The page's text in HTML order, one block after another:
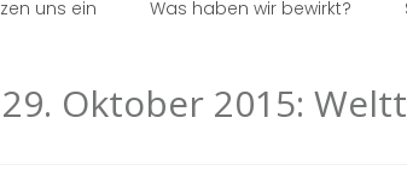
uns ein Was haben wir bewirkt?
29. Oktober 2015: